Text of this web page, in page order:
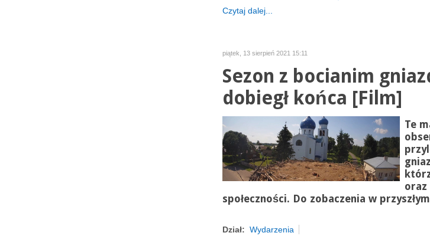
Czytaj dalej...
piątek, 13 sierpień 2021 15:11
Sezon z bocianim
dobiegł końca [Film]
Te
oraz
społeczności. Do zobaczenia w
Dział: Wydarzenia